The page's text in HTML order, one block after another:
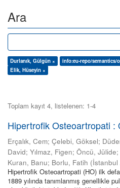
Ara
Durlanık, Gülgün × info:eu-repo/semantics/
Elik, Hüseyin ×
Toplam kayıt 4, listelenen: 1-4
Hipertrofik Osteoartropati :
Erçalık, Cem; Çelebi, Göksel;
David; Yılmaz, Figen; Öncü, Jülide;
Kuran, Banu; Borlu, Fatih (
Hipertrofik Osteoartropati (HO) ilk
1889 yılında tanımlanmış genellikle